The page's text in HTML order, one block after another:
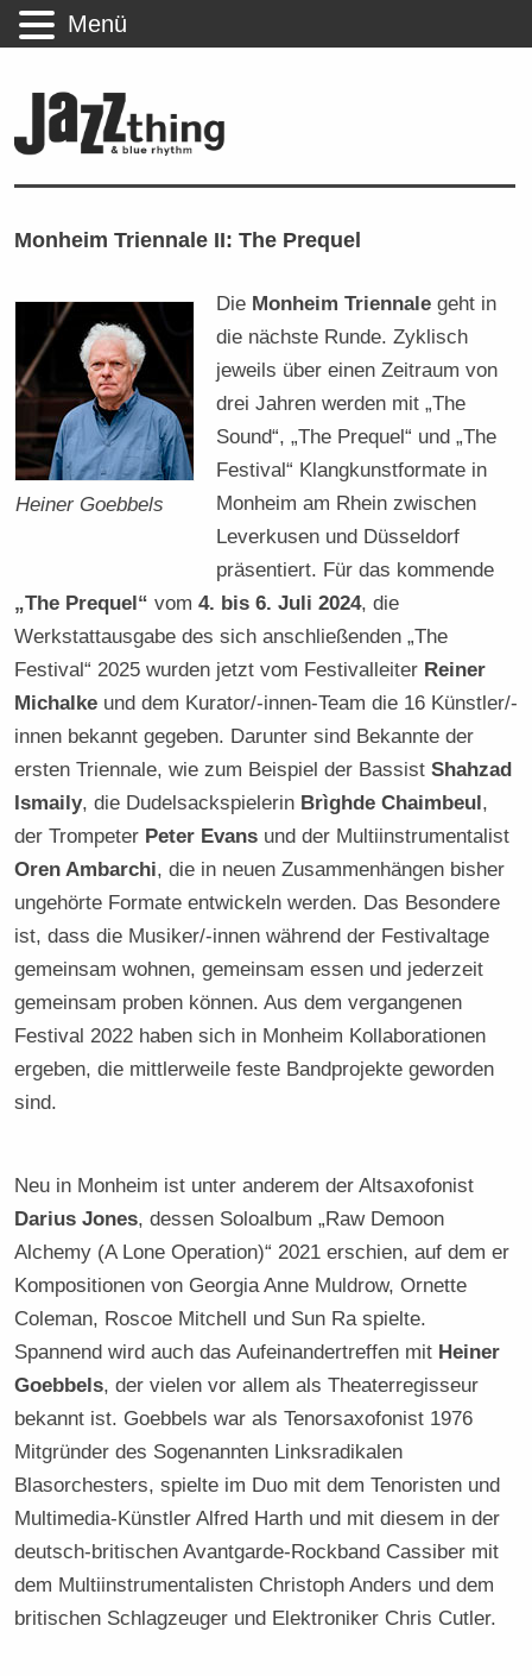
Monheim Triennale II: The Prequel
Heiner Goebbels
Die Monheim Triennale geht in
die nächste Runde. Zyklisch
jeweils über einen Zeitraum von
drei Jahren werden mit „The
Sound“, „The Prequel“ und „The
Festival“ Klangkunstformate in
Monheim am Rhein zwischen
Leverkusen und Düsseldorf
präsentiert. Für das kommende
„The Prequel“ vom4. bis 6. Juli 2024, die
Werkstattausgabe des sich anschließenden „The
Festival“ 2025 wurden jetzt vom Festivalleiter Reiner
Michalke und dem Kurator/-innen-Team die 16 Künstler/-
innen bekannt gegeben. Darunter sind Bekannte der
ersten Triennale, wie zum Beispiel der BassistShahzad
Ismaily, die Dudelsackspielerin Brìghde Chaimbeul,
der Trompeter Peter Evans und der Multiinstrumentalist
Oren Ambarchi, die in neuen Zusammenhängen bisher
ungehörte Formate entwickeln werden. Das Besondere
ist, dass die Musiker/-innen während der Festivaltage
gemeinsam wohnen, gemeinsam essen und jederzeit
gemeinsam proben können. Aus dem vergangenen
Festival 2022 haben sich in Monheim Kollaborationen
ergeben, die mittlerweile feste Bandprojekte geworden
sind.
Neu in Monheim ist unter anderem der Altsaxofonist
Darius Jones, dessen Soloalbum „Raw Demoon
Alchemy (A Lone Operation)“ 2021 erschien, auf dem er
Kompositionen von Georgia Anne Muldrow, Ornette
Coleman, Roscoe Mitchell und Sun Ra spielte.
Spannend wird auch das Aufeinandertreffen mit Heiner
Goebbels, der vielen vor allem als Theaterregisseur
bekannt ist. Goebbels war als Tenorsaxofonist 1976
Mitgründer des Sogenannten Linksradikalen
Blasorchesters, spielte im Duo mit dem Tenoristen und
Multimedia-Künstler Alfred Harth und mit diesem in der
deutsch-britischen Avantgarde-Rockband Cassiber mit
dem Multiinstrumentalisten Christoph Anders und dem
britischen Schlagzeuger und Elektroniker Chris Cutler.
Menü